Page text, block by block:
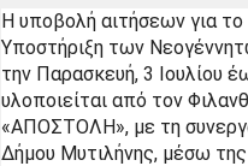
Η υποβολή αιτήσεων για
Υποστήριξη των
την Παρασκευή, 3 Ιουλίου
υλοποιείται από τον
«ΑΠΟΣΤΟΛΗ», με τη
Δήμου Μυτιλήνης, μέσω της